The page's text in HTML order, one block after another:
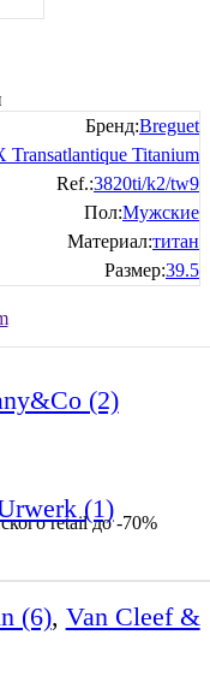
(2)
(1)
(6), Van Cleef &
Бренд:Breguet
Transatlantique Titanium
Ref.:3820ti/k2/tw9
Пол:Мужские
Материал:титан
Размер:39.5
retail до -70%